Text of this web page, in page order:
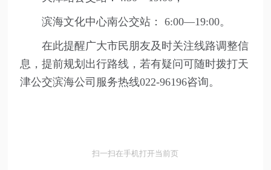
滨海文化中心南公交站： 6:00—19:00。
在此提醒广大市民朋友及时关注线路调整信
息，提前规划出行路线，若有疑问可随时拨打天
津公交滨海公司 服务热线022-96196咨询。
扫一扫在手机打开当前页